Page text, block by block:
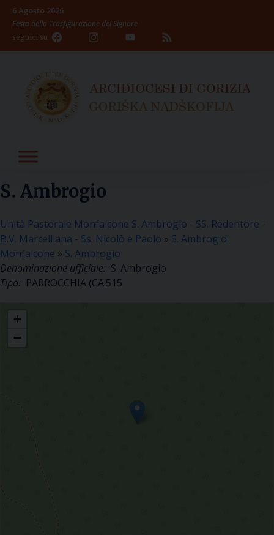
Skip
content
6 Agosto 2026
Festa della Trasfigurazione del Signore
seguici su Facebook InstagramYouTube
Channel
S. Ambrogio
Unità Pastorale Monfalcone S. Ambrogio - SS. Redentore -
B.V. Marcelliana - Ss. Nicolò e Paolo » S. Ambrogio
Monfalcone » S. Ambrogio
Denominazione ufficiale: S. Ambrogio
Tipo: PARROCCHIA (CA.515
+
−